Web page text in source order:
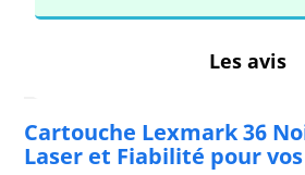
Les avis
Cartouche Lexmark 36
Laser et Fiabilité pour